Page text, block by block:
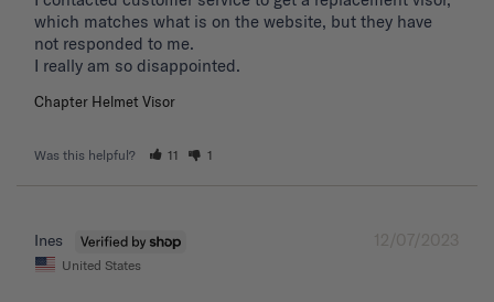
which matches what is on the website, but they have
not responded to me.
I really am so disappointed.
Chapter Helmet Visor
Was this helpful? 11 1
12/07/2023
Ines
United States